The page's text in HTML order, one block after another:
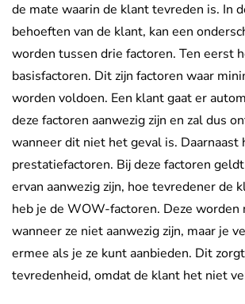
de mate waarin de klant tevreden is. In
behoeften van de klant, kan een
worden tussen drie factoren. Ten eerst
basisfactoren. Dit zijn factoren waar
worden voldoen. Een klant gaat er
deze factoren aanwezig zijn en zal dus
wanneer dit niet het geval is. Daarnaast
prestatiefactoren. Bij deze factoren
ervan aanwezig zijn, hoe tevredener de
heb je de WOW-factoren. Deze
wanneer ze niet aanwezig zijn, maar je
ermee als je ze kunt aanbieden. Dit
tevredenheid, omdat de klant het niet